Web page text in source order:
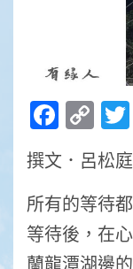
Link
撰文．呂松庭
所有的等待
等待後，在
蘭龍潭湖邊